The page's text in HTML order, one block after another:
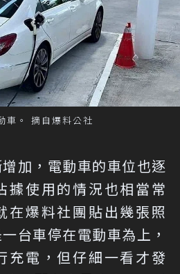
車。 摘自爆料公社
加，電動車的車位也逐
據使用的情況也相當常
在爆料社團貼出幾張照
台車停在電動車為上，
充電，但仔細一看才發